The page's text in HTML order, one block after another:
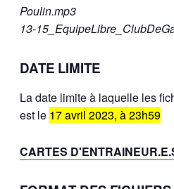
Poulin.mp3
13-
DATE LIMITE
La date limite à laquelle les
est le 17 avril 2023, à 23h59
CARTES